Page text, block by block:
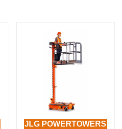
JLG POWERTOWERS